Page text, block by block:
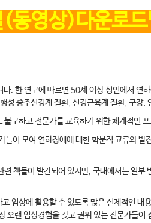
동영상)다운로드
. 한 연구에 따르면 50세 이상 성인에서
중주신경계 질환, 신경근육계 질환, 구강
구하고 전문가를 교육하기 위한 체계적인
모여 연하장애에 대한 학문적 교류와
책들이 발간되어 있지만, 국내에서는 일
임상에 활용할 수 있도록 많은 실제적인
랜 임상경험을 갖고 권위 있는 전문가들